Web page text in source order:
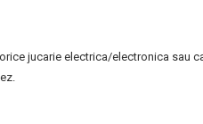
jucarie electrica/electronica sau